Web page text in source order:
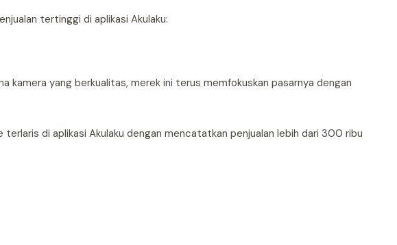
tertinggi di aplikasi Akulaku:
kamera yang berkualitas, merek ini terus memfokuskan pasarnya dengan
di aplikasi Akulaku dengan mencatatkan penjualan lebih dari 300 ribu